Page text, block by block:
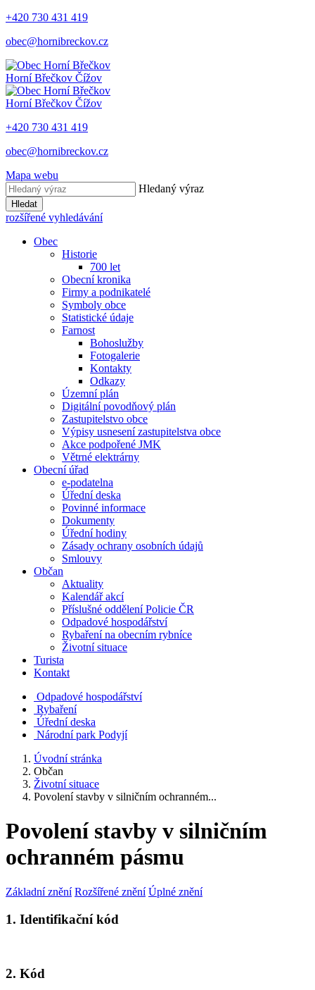
+420 730 431 419
obec@hornibreckov.cz
Horní Břečkov Čížov
Horní Břečkov Čížov
+420 730 431 419
obec@hornibreckov.cz
Mapa webu
Hledaný výraz
Hledat
rozšířené vyhledávání
Obec
Historie
700 let
Obecní kronika
Firmy a podnikatelé
Symboly obce
Statistické údaje
Farnost
Bohoslužby
Fotogalerie
Kontakty
Odkazy
Územní plán
Digitální povodňový plán
Zastupitelstvo obce
Výpisy usnesení zastupitelstva obce
Akce podpořené JMK
Větrné elektrárny
Obecní úřad
e-podatelna
Úřední deska
Povinné informace
Dokumenty
Úřední hodiny
Zásady ochrany osobních údajů
Smlouvy
Občan
Aktuality
Kalendář akcí
Příslušné oddělení Policie ČR
Odpadové hospodářství
Rybaření na obecním rybníce
Životní situace
Turista
Kontakt
Odpadové hospodářství
Rybaření
Úřední deska
Národní park Podyjí
Úvodní stránka
Občan
Životní situace
Povolení stavby v silničním ochranném...
Povolení stavby v silničním
ochranném pásmu
Základní znění Rozšířené znění Úplné znění
1. Identifikační kód
2. Kód